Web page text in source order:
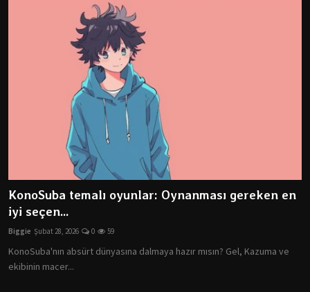
KonoSuba temalı oyunlar: Oynanması gereken en
iyi seçen...
Biggie Şubat 28, 2026 0 59
KonoSuba'nın absürt dünyasına dalmaya hazır mısın? Gel, Kazuma ve
ekibinin macer...